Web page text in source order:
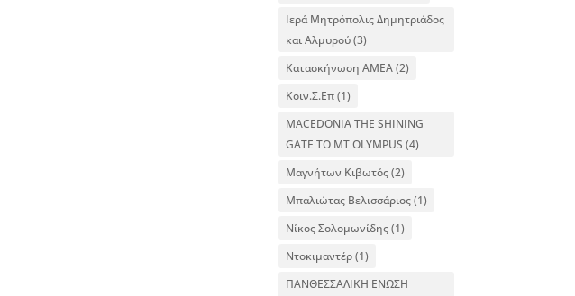
Ιερά Μητρόπολις Δημητριάδος
και Αλμυρού(3)
Κατασκήνωση ΑΜΕΑ(2)
Κοιν.Σ.Επ(1)
ΜΑCEDONIA THE SHINING
GATE TO MT OLYMPUS (4)
Μαγνήτων Κιβωτός(2)
Μπαλιώτας Βελισσάριος(1)
Νίκος Σολομωνίδης(1)
Ντοκιμαντέρ(1)
ΠΑΝΘΕΣΣΑΛΙΚΗ ΕΝΩΣΗ